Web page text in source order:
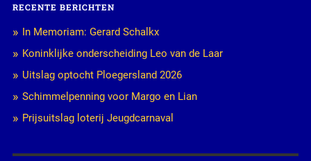
RECENTE BERICHTEN
In Memoriam: Gerard Schalkx
Koninklijke onderscheiding Leo van de Laar
Uitslag optocht Ploegersland 2026
Schimmelpenning voor Margo en Lian
Prijsuitslag loterij Jeugdcarnaval